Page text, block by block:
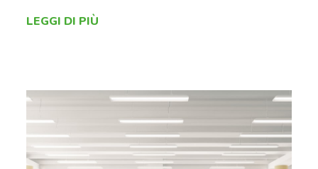
LEGGI DI PIÙ